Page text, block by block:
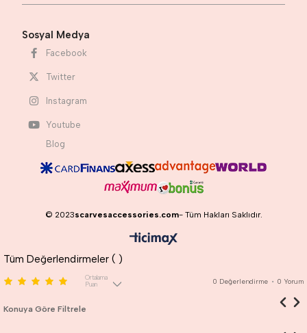
Sosyal Medya
Facebook
Twitter
Instagram
Youtube
Blog
© 2023scarvesaccessories.com- Tüm Hakları Saklıdır.
Tüm Değerlendirmeler ( )
Ortalama
Puan
0 Değerlendirme • 0 Yorum
Konuya Göre Filtrele